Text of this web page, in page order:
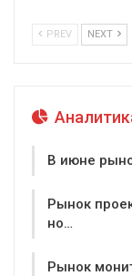
PREV NEXT
В июне
Рынок
но…
Рынок